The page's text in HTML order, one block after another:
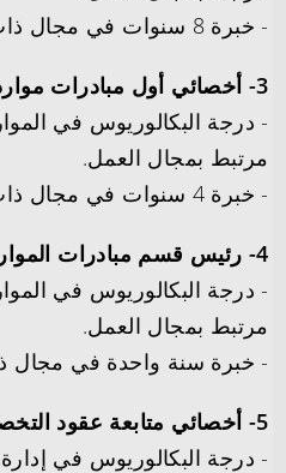
­- خبرة 8 سنوات في مجال ذات صلة.
3- أخصائي أول مبادرات موارد بشرية:
­- درجة البكالوريوس في
مرتبط بمجال العمل.
­- خبرة 4 سنوات في مجال ذات صلة.
4- رئيس قسم مبادرات الموارد البشرية:
­- درجة البكالوريوس في
مرتبط بمجال العمل.
­- خبرة سنة واحدة في مجال
5- أخصائي متابعة عقود التخصيص للقطاعات:
­- درجة البكالوريوس في